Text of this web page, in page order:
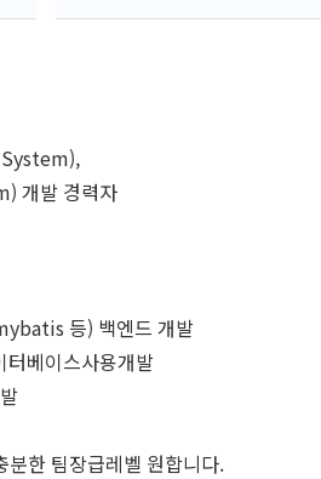
개발 경력자
등) 백엔드 개발
터베이스사용개발
한 팀장급레벨 원합니다.